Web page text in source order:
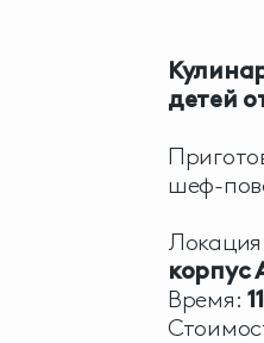
детей
шеф-
корпус
Время: